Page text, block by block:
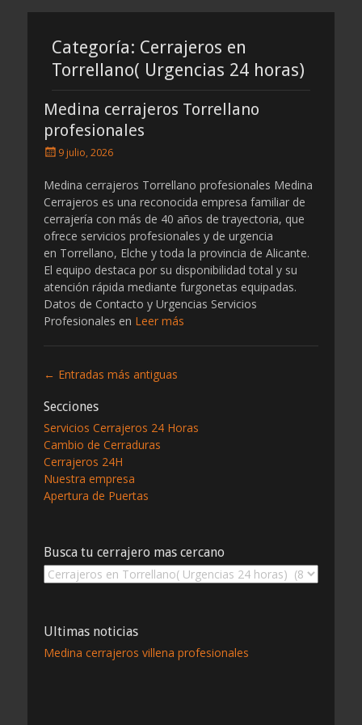
por
por
Categoría: Cerrajeros en
Torrellano( Urgencias 24 horas)
Medina cerrajeros Torrellano
profesionales
Publicado
9 julio, 2026
Medina cerrajeros Torrellano profesionales Medina
Cerrajeros es una reconocida empresa familiar de
cerrajería con más de 40 años de trayectoria, que
ofrece servicios profesionales y de urgencia
en Torrellano, Elche y toda la provincia de Alicante.
El equipo destaca por su disponibilidad total y su
atención rápida mediante furgonetas equipadas.
Datos de Contacto y Urgencias Servicios
Profesionales en Leer más
Navegación
entradas
← Entradas más antiguas
Secciones
Servicios Cerrajeros 24 Horas
Cambio de Cerraduras
Cerrajeros 24H
Nuestra empresa
Apertura de Puertas
Busca tu cerrajero mas cercano
Busca
mas
cercano
Ultimas noticias
Medina cerrajeros villena profesionales